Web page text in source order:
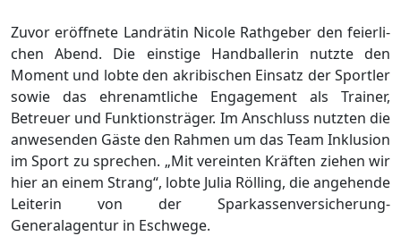
Zuvor eröffnete Land­rä­tin Ni­co­le Ra­th­ge­ber den fei­er­li­
chen Abend. Die einstige Handballerin nutzte den
Moment und lobte den akribischen Einsatz der Sportler
sowie das ehrenamtliche Engagement als Trainer,
Betreuer und Funktionsträger. Im Anschluss nutzten die
anwesenden Gäste den Rahmen um das Team Inklusion
im Sport zu sprechen. „Mit vereinten Kräften ziehen wir
hier an einem Strang“, lobte Julia Rölling, die angehende
Leiterin von der Sparkassenversicherung-
Generalagentur in Eschwege.